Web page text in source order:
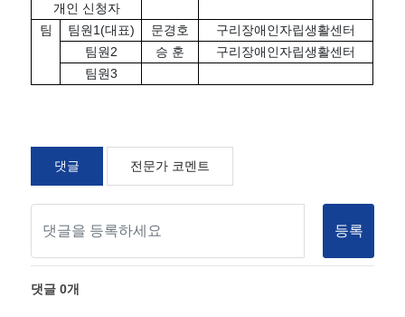
개인 신청자
팀
팀원1(대표) 문경호
구리장애인자립생활센터
팀원2
승 훈
구리장애인자립생활센터
팀원3
댓글 전문가 코멘트
등록
댓글0개